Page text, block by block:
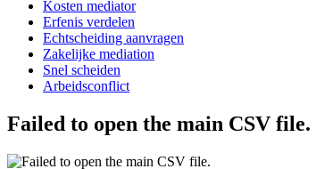
Kosten mediator
Erfenis verdelen
Echtscheiding aanvragen
Zakelijke mediation
Snel scheiden
Arbeidsconflict
Failed to open the main CSV file.